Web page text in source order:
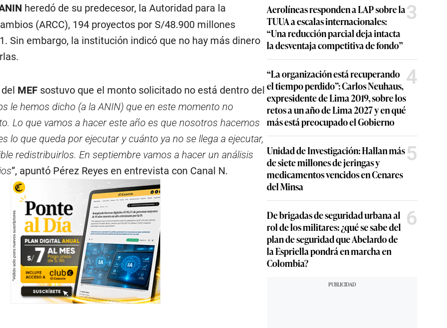
heredó de su predecesor, la Autoridad para la
(ARCC), 194 proyectos por S/48.900 millones
Sin embargo, la institución indicó que no hay más dinero
MEF sostuvo que el monto solicitado no está dentro del
le hemos dicho (a la ANIN) que en este momento no
Lo que vamos a hacer este año es que nosotros hacemos
lo que queda por ejecutar y cuánto ya no se llega a ejecutar,
redistribuirlos. En septiembre vamos a hacer un análisis
”, apuntó Pérez Reyes en entrevista con Canal N.
Aerolíneas responden a LAP sobre la
TUUA a escalas internacionales:
“Una reducción parcial deja intacta
la desventaja competitiva de fondo”
3
“La organización está recuperando
el tiempo perdido”: Carlos Neuhaus,
expresidente de Lima 2019, sobre los
retos a un año de Lima 2027 y en qué
más está preocupado el Gobierno
4
Unidad de Investigación: Hallan más
de siete millones de jeringas y
medicamentos vencidos en Cenares
del Minsa
5
De brigadas de seguridad urbana al
rol de los militares: ¿qué se sabe del
plan de seguridad que Abelardo de
la Espriella pondrá en marcha en
Colombia?
6